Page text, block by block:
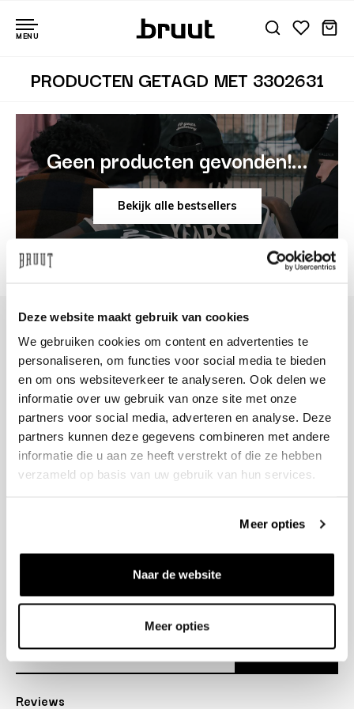
Deze website maakt gebruik van cookies
We gebruiken cookies om content en advertenties te
personaliseren, om functies voor social media te bieden
en om ons websiteverkeer te analyseren. Ook delen we
informatie over uw gebruik van onze site met onze
partners voor social media, adverteren en analyse. Deze
partners kunnen deze gegevens combineren met andere
informatie die u aan ze heeft verstrekt of die ze hebben
verzameld op basis van uw gebruik van hun services.
Meer opties
Naar de website
Meer opties
MENU
PRODUCTEN GETAGD MET 3302631
Geen producten gevonden!...
Bekijk alle bestsellers
+31 23 205 2006
info@bruut.nl
Contact Formulier
Open 11:00 - 18:30
OPENINGSTIJDEN
Over ons
Reviews